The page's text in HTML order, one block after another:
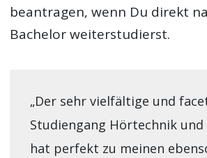
beantragen, wenn Du direkt
Bachelor weiterstudierst.
„Der sehr vielfältige und
Studiengang Hörtechnik und
hat perfekt zu meinen